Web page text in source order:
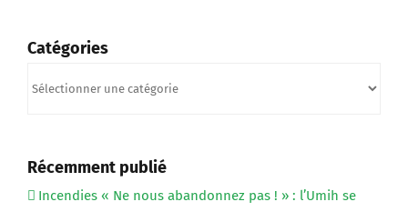
Catégories
Récemment publié
Incendies « Ne nous abandonnez pas ! » : l’Umih se